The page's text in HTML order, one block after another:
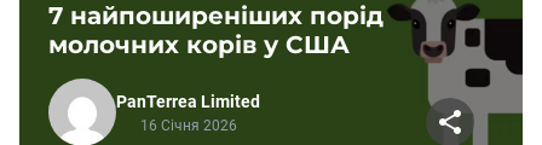
7 найпоширеніших порід
молочних корів у США
PanTerrea Limited
16 Січня 2026